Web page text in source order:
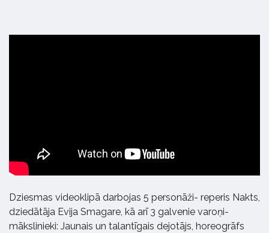
Dziesmas videoklipā darbojas 5 personāži- reperis Nakts,
dziedātāja Evija Smagare, kā arī 3 galvenie varoņi-
mākslinieki: Jaunais un talantīgais dejotājs, horeogrāfs